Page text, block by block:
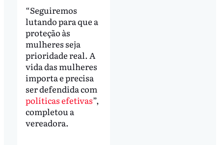
“Seguiremos
lutando para que a
proteção às
mulheres seja
prioridade real. A
vida das mulheres
importa e precisa
ser defendida com
políticas efetivas”,
completou a
vereadora.